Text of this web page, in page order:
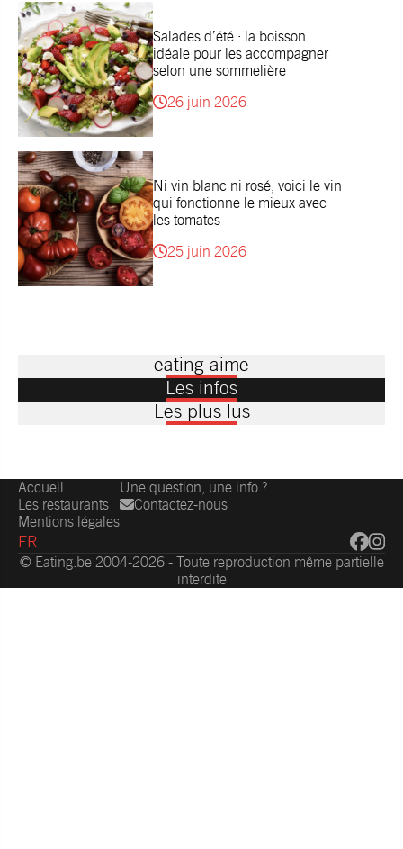
Salades d’été : la boisson
idéale pour les accompagner
selon une sommelière
26 juin 2026
Ni vin blanc ni rosé, voici le vin
qui fonctionne le mieux avec
les tomates
25 juin 2026
eating aime
Les infos
Les plus lus
Accueil
Les restaurants
Mentions légales
Une question, une info ?
Contactez-nous
FR
© Eating.be 2004-2026 - Toute reproduction même partielle
interdite